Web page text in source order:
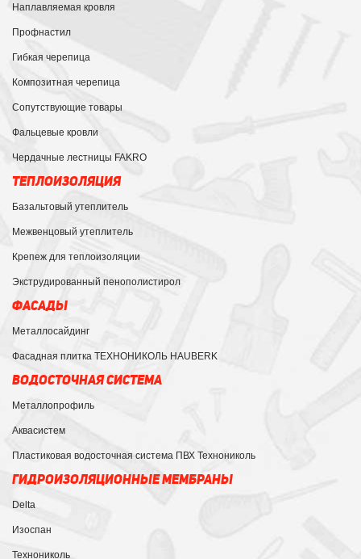
Наплавляемая кровля
Профнастил
Гибкая черепица
Композитная черепица
Сопутствующие товары
Фальцевые кровли
Чердачные лестницы FAKRO
ТЕПЛОИЗОЛЯЦИЯ
Базальтовый утеплитель
Межвенцовый утеплитель
Крепеж для теплоизоляции
Экструдированный пенополистирол
ФАСАДЫ
Металлосайдинг
Фасадная плитка ТЕХНОНИКОЛЬ HAUBERK
ВОДОСТОЧНАЯ СИСТЕМА
Металлопрофиль
Аквасистем
Пластиковая водосточная система ПВХ Технониколь
ГИДРОИЗОЛЯЦИОННЫЕ МЕМБРАНЫ
Delta
Изоспан
Технониколь